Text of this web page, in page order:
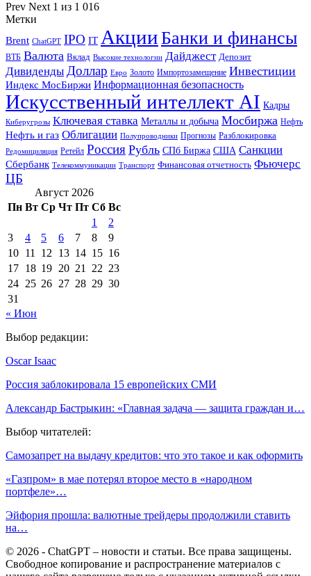
Prev Next 1 из 1 016
Метки
Brent ChatGPT IPO IT АкцииБанки и финансы
ВТБ Валюта Вклад Высокие технологии Дайджест Депозит
Дивиденды Доллар Евро Золото Импортозамещение Инвестиции
Индекс МосБиржи Информационная безопасность
Искусственный интеллект AI Кадры
Киберугрозы Ключевая ставка Металлы и добыча Мосбиржа Нефть
Нефть и газ Облигации Полупроводники Прогнозы Разблокировка
Редомициляция Ретейл Россия Рубль СПб Биржа США Санкции
Сбербанк Телекоммуникации Транспорт Финансовая отчетность Фьючерс
ЦБ
Август 2026
Пн Вт Ср Чт Пт Сб Вс
1
2
3
4 5 6 7 8
9
10 11 12 13 14 15 16
17 18 19 20 21 22 23
24 25 26 27 28 29 30
31
« Июн
Выбор редакции:
Oscar Isaac
Россия заблокировала 15 европейских СМИ
Александр Бастрыкин: «Главная задача — защита граждан и…
Выбор читателей:
Самозапрет на выдачу кредитов: что это такое и как оформить
«Газпром» в мае потерял второе место в «народном
портфеле»…
Эйфория прошла: валютные трейдеры продолжили ставить
на…
© 2026 - ChatGPT – новости и статьи. Все права защищены.
Свободное копирование и распространение материалов с